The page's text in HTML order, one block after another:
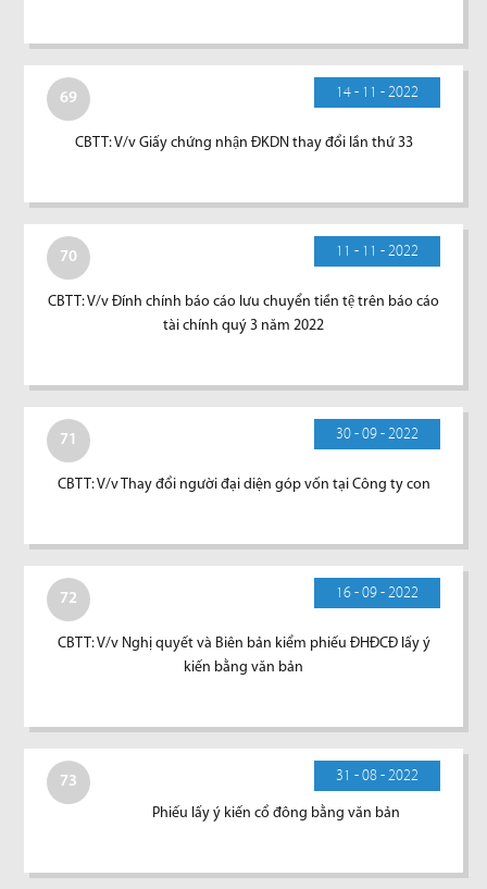
69 14 - 11 - 2022
CBTT: V/v Giấy chứng nhận ĐKDN thay đổi lần thứ 33
70 11 - 11 - 2022
CBTT: V/v Đính chính báo cáo lưu chuyển tiền tệ trên báo cáo
tài chính quý 3 năm 2022
71 30 - 09 - 2022
CBTT: V/v Thay đổi người đại diện góp vốn tại Công ty con
72 16 - 09 - 2022
CBTT: V/v Nghị quyết và Biên bản kiểm phiếu ĐHĐCĐ lấy ý
kiến bằng văn bản
73 31 - 08 - 2022
Phiếu lấy ý kiến cổ đông bằng văn bản